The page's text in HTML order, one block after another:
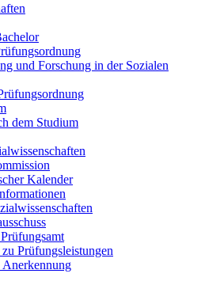
und Forschung in der Sozialen
dem Studium
Kalender
Prüfungsleistungen
Anerkennung